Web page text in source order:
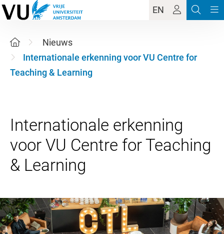
EN
Nieuws
Internationale erkenning voor VU Centre for
Teaching & Learning
Internationale erkenning
voor VU Centre for Teaching